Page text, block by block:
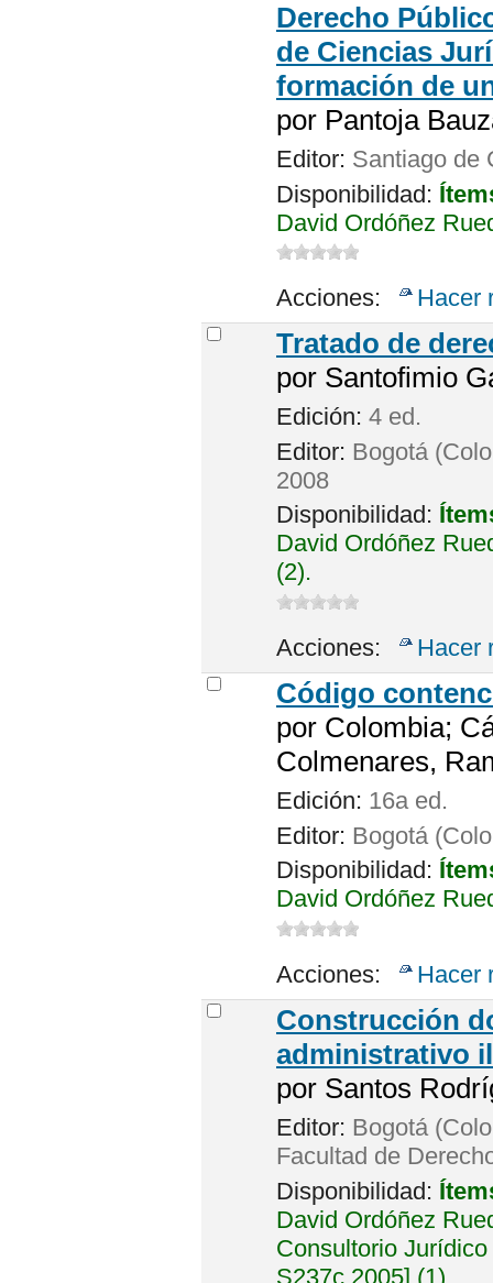
Derecho
de Ciencias
formación de
por Pantoja
Editor: Santiago de
Disponibilidad:
David Ordóñez
Acciones: Hacer
Tratado de
por Santofimio
Edición: 4 ed.
Editor: Bogotá
2008
Disponibilidad:
David Ordóñez
(2).
Acciones: Hacer
Código
por Colombia;
Colmenares,
Edición: 16a ed.
Editor: Bogotá
Disponibilidad:
David Ordóñez
Acciones: Hacer
Construcción
administrativo
por Santos
Editor: Bogotá
Facultad de
Disponibilidad:
David Ordóñez
Consultorio
S237c 2005] (1).